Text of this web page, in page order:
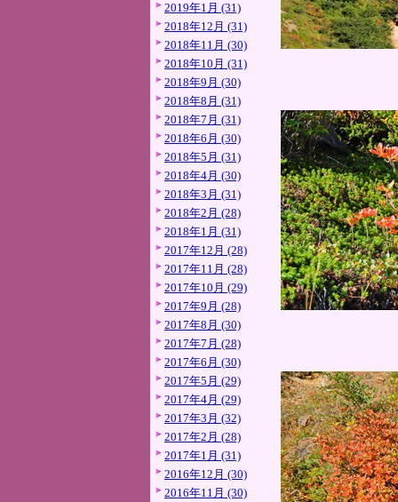
2019年1月 (31)
2018年12月 (31)
2018年11月 (30)
2018年10月 (31)
2018年9月 (30)
2018年8月 (31)
2018年7月 (31)
2018年6月 (30)
2018年5月 (31)
2018年4月 (30)
2018年3月 (31)
2018年2月 (28)
2018年1月 (31)
2017年12月 (28)
2017年11月 (28)
2017年10月 (29)
2017年9月 (28)
2017年8月 (30)
2017年7月 (28)
2017年6月 (30)
2017年5月 (29)
2017年4月 (29)
2017年3月 (32)
2017年2月 (28)
2017年1月 (31)
2016年12月 (30)
2016年11月 (30)